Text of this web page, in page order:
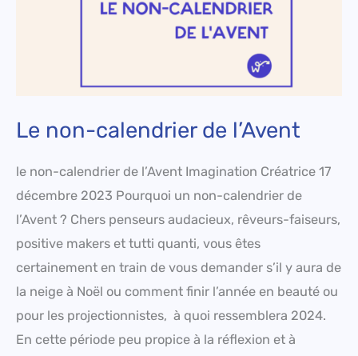
Le non-calendrier de l’Avent
le non-calendrier de l’Avent Imagination Créatrice 17
décembre 2023 Pourquoi un non-calendrier de
l’Avent ? Chers penseurs audacieux, rêveurs-faiseurs,
positive makers et tutti quanti, vous êtes
certainement en train de vous demander s’il y aura de
la neige à Noël ou comment finir l’année en beauté ou
pour les projectionnistes, à quoi ressemblera 2024.
En cette période peu propice à la réflexion et à